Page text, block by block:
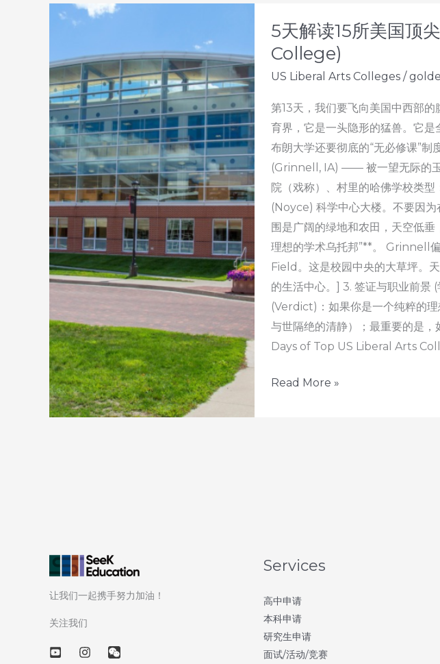
发
掘
宝
藏
大
学
–
第
103
天：
爱
荷
华
大
学
of
5天解读15所美国顶
College)
US Liberal Arts Colleges /
第13天，我们要飞向美国中西部
育界，它是一头隐形的猛兽。它
布朗大学还要彻底的“无必修课”
(Grinnell, IA) —— 被一望无际的玉
院（戏称）、村里的哈佛学校类型
(Noyce) 科学中心大楼。不要因
围是广阔的绿地和农田，天空低
理想的学术乌托邦”**。 Grinnell
Field。这是校园中央的大草坪。
的生活中心。] 3. 签证与职业前景
(Verdict)：如果你是一个纯粹的
与世隔绝的清静）；最重要的是
Days of Top US Liberal Arts
5
尖
理
学
院
–
Read More »
让我们一起携手努力加油！
关注我们
Services
高中申请
本科申请
研究生申请
面试/活动/竞赛